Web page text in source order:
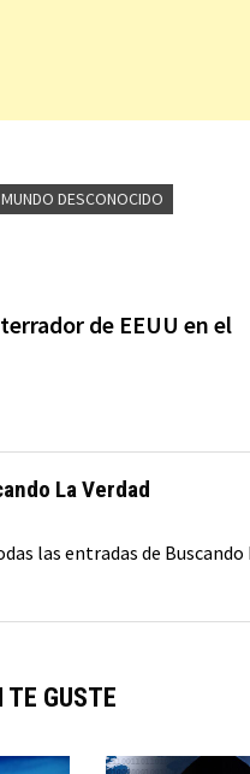
DESCONOCIDO
de EEUU en el
La Verdad
las entradas de
TE GUSTE